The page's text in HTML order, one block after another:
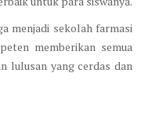
menjadi sekolah farmasi
memberikan semua
lulusan yang cerdas dan